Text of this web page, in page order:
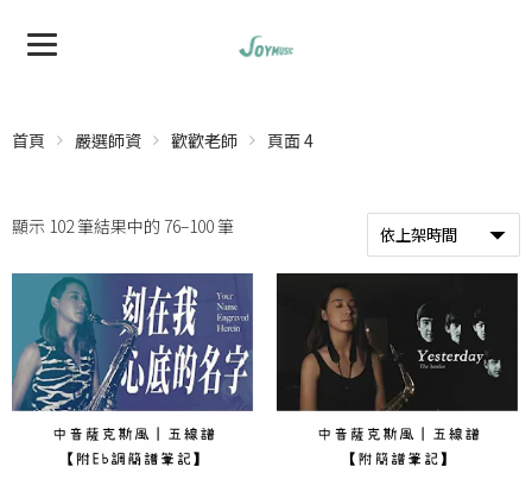
首頁 嚴選師資 歡歡老師 頁面 4
顯示 102 筆結果中的 76–100 筆